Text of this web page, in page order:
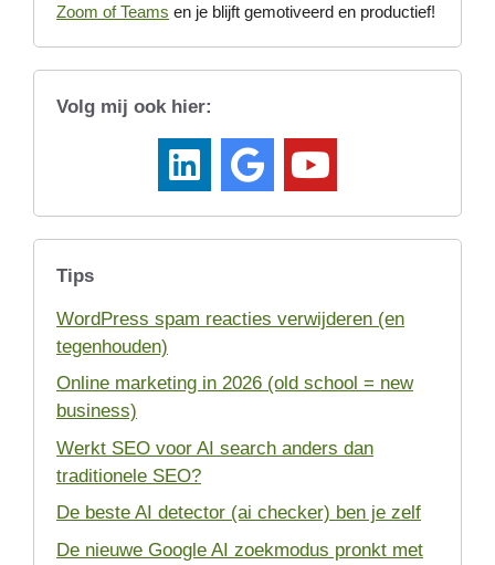
Zoom of Teams en je blijft gemotiveerd en productief!
Volg mij ook hier:
Tips
WordPress spam reacties verwijderen (en
tegenhouden)
Online marketing in 2026 (old school = new
business)
Werkt SEO voor AI search anders dan
traditionele SEO?
De beste AI detector (ai checker) ben je zelf
De nieuwe Google AI zoekmodus pronkt met